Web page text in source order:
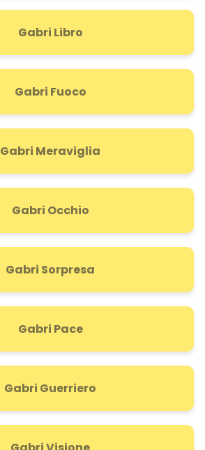
Gabri Libro
Gabri Fuoco
Gabri Meraviglia
Gabri Occhio
Gabri Sorpresa
Gabri Pace
Gabri Guerriero